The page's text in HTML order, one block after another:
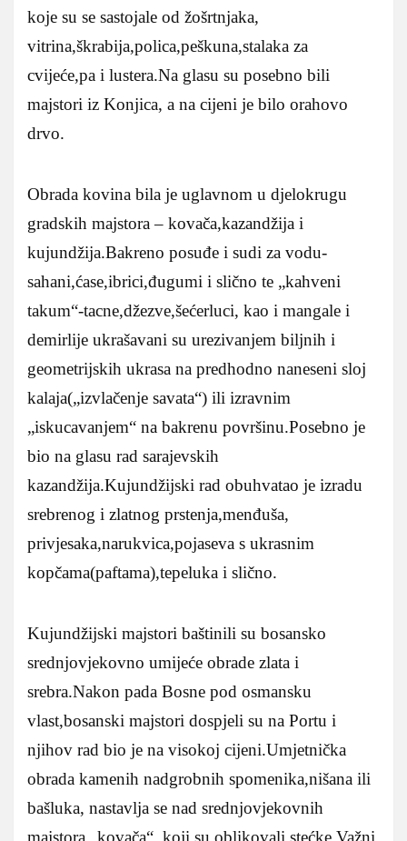
koje su se sastojale od žošrtnjaka,
vitrina,škrabija,polica,peškuna,stalaka za
cvijeće,pa i lustera.Na glasu su posebno bili
majstori iz Konjica, a na cijeni je bilo orahovo
drvo.
Obrada kovina bila je uglavnom u djelokrugu
gradskih majstora – kovača,kazandžija i
kujundžija.Bakreno posuđe i sudi za vodu-
sahani,ćase,ibrici,đugumi i slično te „kahveni
takum“-tacne,džezve,šećerluci, kao i mangale i
demirlije ukrašavani su urezivanjem biljnih i
geometrijskih ukrasa na predhodno naneseni sloj
kalaja(„izvlačenje savata“) ili izravnim
„iskucavanjem“ na bakrenu površinu.Posebno je
bio na glasu rad sarajevskih
kazandžija.Kujundžijski rad obuhvatao je izradu
srebrenog i zlatnog prstenja,menđuša,
privjesaka,narukvica,pojaseva s ukrasnim
kopčama(paftama),tepeluka i slično.
Kujundžijski majstori baštinili su bosansko
srednjovjekovno umijeće obrade zlata i
srebra.Nakon pada Bosne pod osmansku
vlast,bosanski majstori dospjeli su na Portu i
njihov rad bio je na visokoj cijeni.Umjetnička
obrada kamenih nadgrobnih spomenika,nišana ili
bašluka, nastavlja se nad srednjovjekovnih
majstora „kovača“, koji su oblikovali stećke.Važni